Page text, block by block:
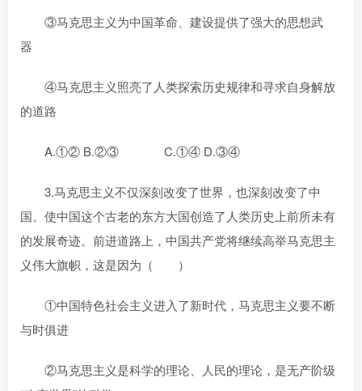
③马克思主义为中国革命、建设提供了强大的思想武
器
④马克思主义照亮了人类探索历史规律和寻求自身解放
的道路
A.①② B.②③ C.①④ D.③④
3.马克思主义不仅深刻改变了世界，也深刻改变了中
国。使中国这个古老的东方大国创造了人类历史上前所未有
的发展奇迹。前进道路上，中国共产党将继续高举马克思主
义伟大旗帜，这是因为（ ）
①中国特色社会主义进入了新时代，马克思主义要不断
与时俱进
②马克思主义是科学的理论、人民的理论，是无产阶级